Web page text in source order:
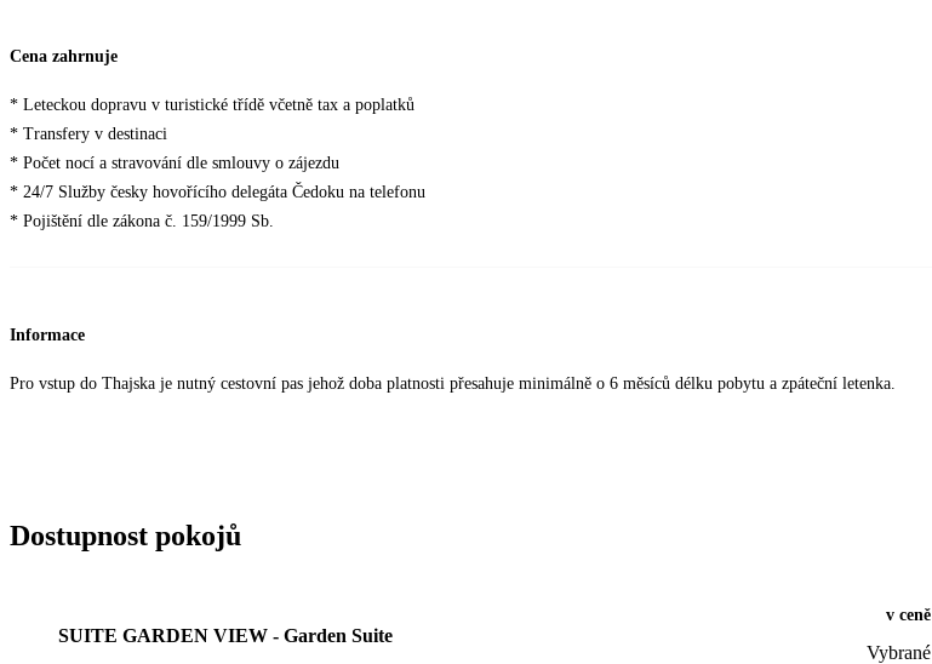
Cena zahrnuje
* Leteckou dopravu v turistické třídě včetně tax a poplatků
* Transfery v destinaci
* Počet nocí a stravování dle smlouvy o zájezdu
* 24/7 Služby česky hovořícího delegáta Čedoku na telefonu
* Pojištění dle zákona č. 159/1999 Sb.
Informace
Pro vstup do Thajska je nutný cestovní pas jehož doba platnosti přesahuje minimálně o 6 měsíců délku pobytu a zpáteční letenka.
Dostupnost pokojů
SUITE GARDEN VIEW - Garden Suite
v ceně
Vybrané